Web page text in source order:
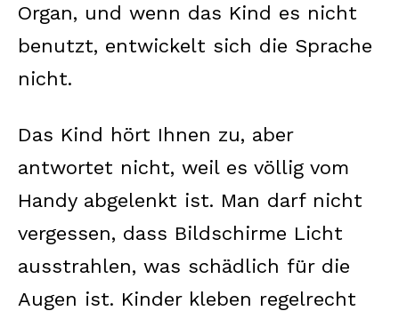
Organ, und wenn das Kind es nicht
benutzt, entwickelt sich die Sprache
nicht.
Das Kind hört Ihnen zu, aber
antwortet nicht, weil es völlig vom
Handy abgelenkt ist. Man darf nicht
vergessen, dass Bildschirme Licht
ausstrahlen, was schädlich für die
Augen ist. Kinder kleben regelrecht